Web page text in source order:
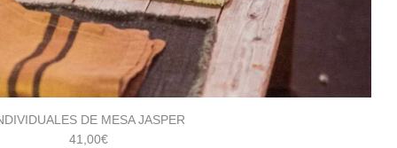
DE MESA JASPER
41,00€